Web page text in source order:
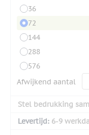
36
72
144
288
576
Afwijkend aantal
Stel bedrukking
Levertijd: 6-9